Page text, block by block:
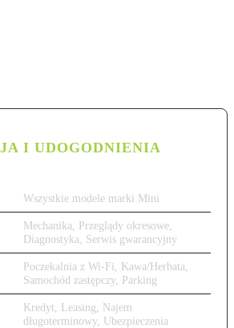
I UDOGODNIENIA
Wszystkie modele marki Mini
Mechanika, Przeglądy okresowe,
Diagnostyka, Serwis gwarancyjny
Poczekalnia z Wi-Fi, Kawa/Herbata,
Samochód zastępczy, Parking
Kredyt, Leasing, Najem
długoterminowy, Ubezpieczenia